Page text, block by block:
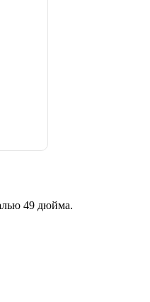
49 дюйма.